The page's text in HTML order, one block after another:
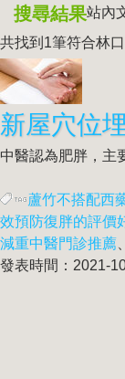
搜尋結果站內
共找到1筆符合林
中醫認為肥胖，主
蘆竹不搭配西
效預防復胖的評價
減重中醫門診推薦
發表時間：2021-